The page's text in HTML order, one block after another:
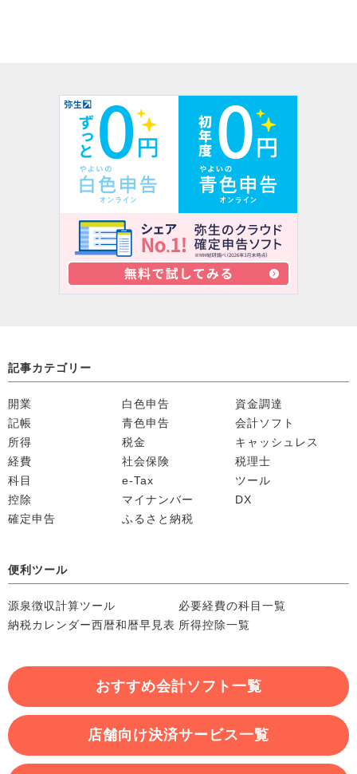
記事カテゴリー
開業
記帳
所得
経費
科目
控除
確定申告
白色申告
青色申告
税金
社会保険
e-Tax
マイナンバー
ふるさと納税
資金調達
会計ソフト
キャッシュレス
税理士
ツール
DX
便利ツール
源泉徴収計算ツール
納税カレンダー西暦和暦早見表
必要経費の科目一覧
所得控除一覧
おすすめ会計ソフト一覧
店舗向け決済サービス一覧